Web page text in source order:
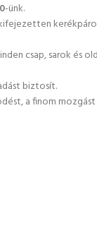
-ünk.
csap, sarok és
biztosít.
a finom